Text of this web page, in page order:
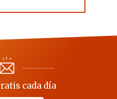
cada día